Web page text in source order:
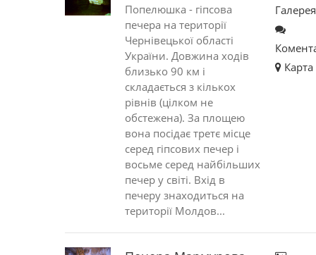
Попелюшка - гіпсова
печера на території
Чернівецької області
України. Довжина ходів
близько 90 км і
складається з кількох
рівнів (цілком не
обстежена). За площею
вона посідає третє місце
серед гіпсових печер і
восьме серед найбільших
печер у світі. Вхід в
печеру знаходиться на
території Молдов...
Галерея
Карта